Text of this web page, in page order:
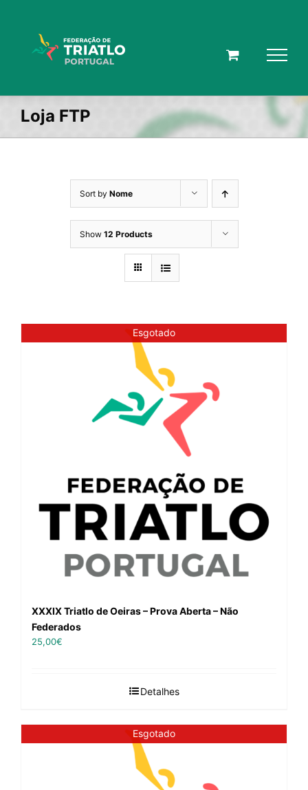
Loja FTP
Sort by Nome
Show 12 Products
Esgotado
XXXIX Triatlo de Oeiras – Prova Aberta – Não
Federados
25,00€
Detalhes
Esgotado